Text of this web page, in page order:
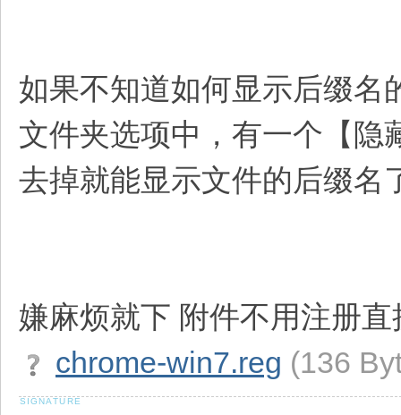
如果不知道如何显示后缀名
文件夹选项中，有一个【隐
去掉就能显示文件的后缀名
嫌麻烦就下 附件不用注册直
chrome-win7.reg (136